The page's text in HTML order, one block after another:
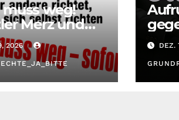
muss weg!
Merz und
Maßstab:
richtet,
selbst
2026
äge
DEZ.